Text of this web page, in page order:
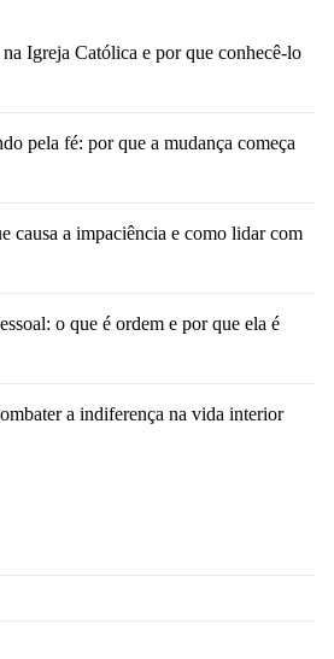
Igreja Católica e por que conhecê-lo
pela fé: por que a mudança começa
causa a impaciência e como lidar com
o que é ordem e por que ela é
a indiferença na vida interior